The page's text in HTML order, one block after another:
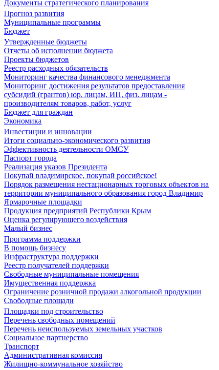
Документы стратегического планирования
Прогноз развития
Муниципальные программы
Бюджет
Утвержденные бюджеты
Отчеты об исполнении бюджета
Проекты бюджетов
Реестр расходных обязательств
Мониторинг качества финансового менеджмента
Мониторинг достижения результатов предоставления
субсидий (грантов) юр. лицам, ИП, физ. лицам -
производителям товаров, работ, услуг
Бюджет для граждан
Экономика
Инвестиции и инновации
Итоги социально-экономического развития
Эффективность деятельности ОМСУ
Паспорт города
Реализация указов Президента
Покупай владимирское, покупай российское!
Порядок размещения нестационарных торговых объектов на
территории муниципального образования город Владимир
Ярмарочные площадки
Продукция предприятий Республики Крым
Оценка регулирующего воздействия
Малый бизнес
Программа поддержки
В помощь бизнесу
Инфраструктура поддержки
Реестр получателей поддержки
Свободные муниципальные помещения
Имущественная поддержка
Ограничение розничной продажи алкогольной продукции
Свободные площади
Площадки под строительство
Перечень свободных помещений
Перечень неиспользуемых земельных участков
Социальное партнерство
Транспорт
Административная комиссия
Жилищно-коммунальное хозяйство